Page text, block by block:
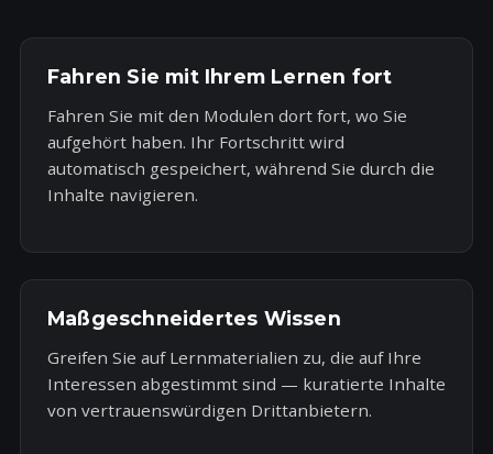
Fahren Sie mit Ihrem Lernen fort
Fahren Sie mit den Modulen dort fort, wo Sie
aufgehört haben. Ihr Fortschritt wird
automatisch gespeichert, während Sie durch die
Inhalte navigieren.
Maßgeschneidertes Wissen
Greifen Sie auf Lernmaterialien zu, die auf Ihre
Interessen abgestimmt sind — kuratierte Inhalte
von vertrauenswürdigen Drittanbietern.